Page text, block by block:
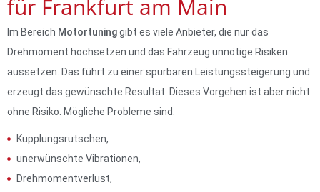
für Frankfurt am Main
Im Bereich Motortuninggibt es viele Anbieter, die nur das
Drehmoment hochsetzen und das Fahrzeug unnötige Risiken
aussetzen. Das führt zu einer spürbaren Leistungssteigerung und
erzeugt das gewünschte Resultat. Dieses Vorgehen ist aber nicht
ohne Risiko. Mögliche Probleme sind:
Kupplungsrutschen,
unerwünschte Vibrationen,
Drehmomentverlust,